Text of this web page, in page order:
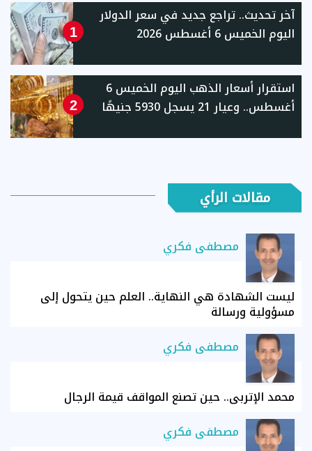
1
آخر تحديث.. تراجع جديد في سعر الدولار
اليوم الخميس 6 أغسطس 2026
2
استقرار أسعار الذهب اليوم الخميس 6
أغسطس.. وعيار 21 يسجل 5930 جنيهًا
مقالات الرأي
مصطفى فكري
ليست الشهادة هي النهاية.. العلم حين يتحول إلى
مسؤولية ورسالة
مصطفى فكري
محمد الإتربي.. حين تصنع المواقف قيمة الرجال
مصطفى فكري